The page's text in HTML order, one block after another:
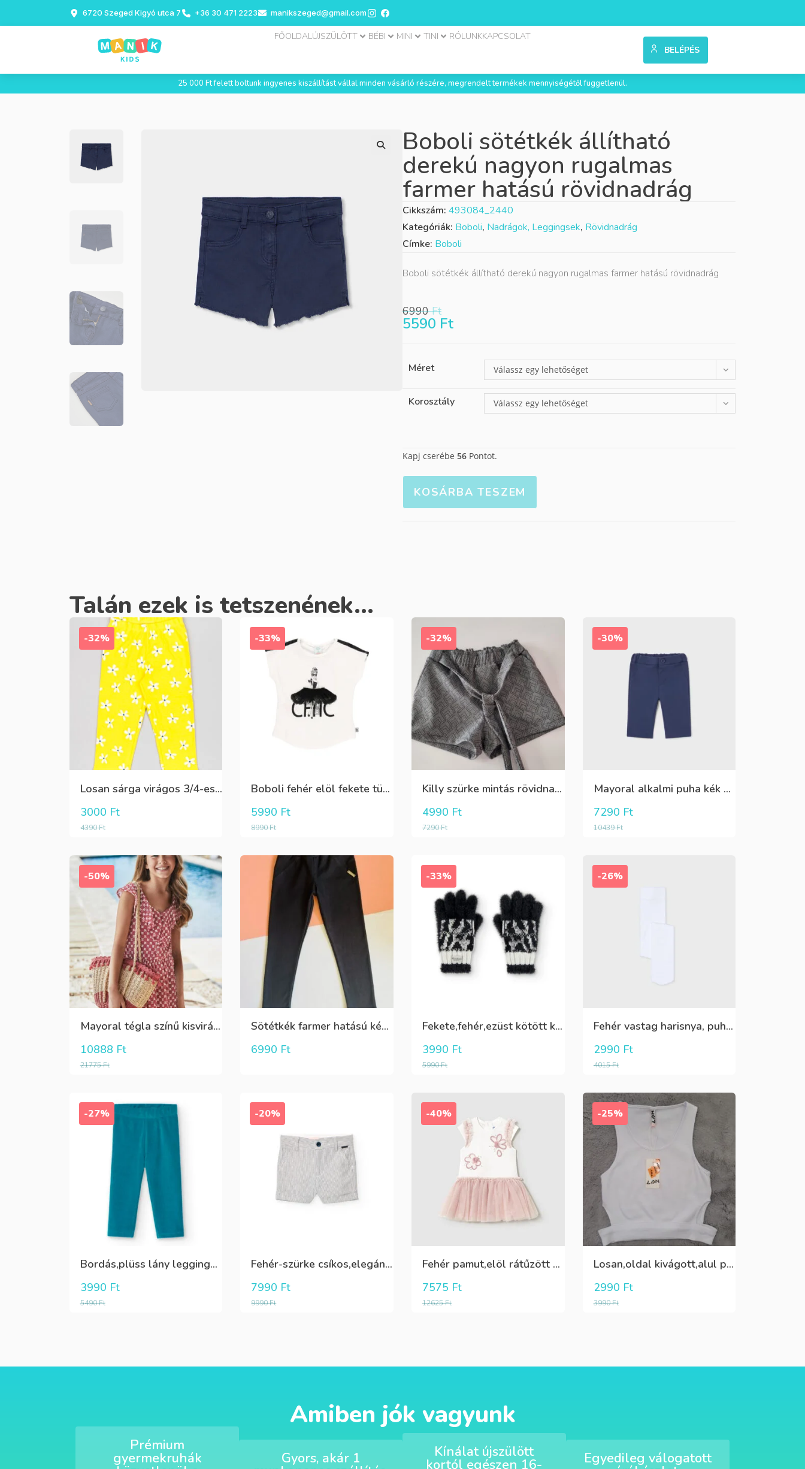
6720 Szeged Kigyó utca 7 +36 30 471 2223 manikszeged@gmail.com
FŐOLDALÚJSZÜLÖTT BÉBI MINI TINI RÓLUNKKAPCSOLAT
BELÉPÉS
25 000 Ft felett boltunk ingyenes kiszállítást vállal minden vásárló részére, megrendelt termékek mennyiségétől függetlenül.
Boboli sötétkék állítható
derekú nagyon rugalmas
farmer hatású rövidnadrág
Cikkszám: 493084_2440
Kategóriák: Boboli, Nadrágok, Leggingsek, Rövidnadrág
Címke: Boboli
Boboli sötétkék állítható derekú nagyon rugalmas farmer hatású rövidnadrág
6990Ft
5590 Ft
Méret Válassz egy lehetőséget
Korosztály Válassz egy lehetőséget
Kapj cserébe 56 Pontot.
KOSÁRBA TESZEM
Talán ezek is tetszenének...
-32%
Losan sárga virágos 3/4-es leggings
4390Ft
3000 Ft
-33%
Boboli fehér elöl fekete tüll+gyöngyös csini póló
8990Ft
5990 Ft
-32%
Killy szürke mintás rövidnadrág
7290Ft
4990 Ft
-30%
Mayoral alkalmi puha kék élre vasalt nadrág, behúzható derékrésszel
10439Ft
7290 Ft
-50%
Mayoral tégla színű kisvirág mintás nyári lenge ruha
21775Ft
10888 Ft
Sötétkék farmer hatású kényelmes nadrág
6990 Ft
-33%
Fekete,fehér,ezüst kötött kesztyű
5990Ft
3990 Ft
-26%
Fehér vastag harisnya, puha meleg
4015Ft
2990 Ft
-27%
Bordás,plüss lány leggings zöldeskék
5490Ft
3990 Ft
-20%
Fehér-szürke csíkos,elegáns,fiú vászon rövidnadrág
9990Ft
7990 Ft
-40%
Fehér pamut,elöl rátűzött virággal,vállon és a szoknya része pöttyös tüll,egybe ruha
12625Ft
7575 Ft
-25%
Losan,oldal kivágott,alul passzés rövid lány trikó,póló
3990Ft
2990 Ft
Amiben jók vagyunk
Prémium
gyermekruhák Gyors, akár 1 Kínálat újszülött
kortól egészen 16- Egyedileg válogatott